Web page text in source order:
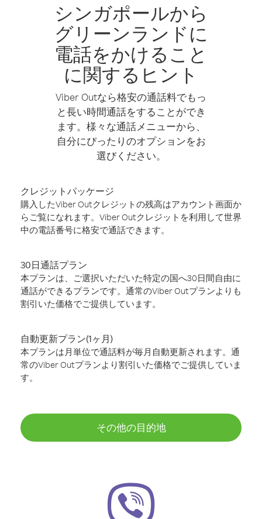
シンガポールから
グリーンランドに
電話をかけること
に関するヒント
Viber Outなら格安の通話料でもっ
と長い時間通話をすることができ
ます。様々な通話メニューから、
自分にぴったりのオプションをお
選びください。
クレジットパッケージ
購入したViber Outクレジットの残高はアカウント画面か
らご覧になれます。Viber Outクレジットを利用して世界
中の電話番号に格安で通話できます。
30日通話プラン
本プランは、ご選択いただいた特定の国へ30日間自由に
通話ができるプランです。通常のViber Outプランよりも
割引いた価格でご提供しています。
自動更新プラン(1ヶ月)
本プランは月単位で通話料が毎月自動更新されます。通
常のViber Outプランより割引いた価格でご提供していま
す。
その他の目的地